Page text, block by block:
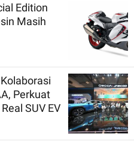
Edition
Masih
Perkuat
SUV EV